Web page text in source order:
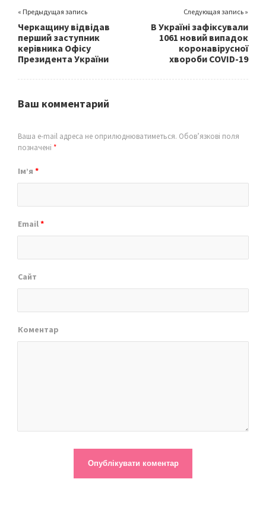
« Предыдущая запись
Черкащину відвідав
перший заступник
керівника Офісу
Президента України
Следующая запись »
В Україні зафіксували
1061 новий випадок
коронавірусної
хвороби COVID-19
Ваш комментарий
Ваша e-mail адреса не оприлюднюватиметься. Обов’язкові поля
позначені *
Ім’я *
Email*
Сайт
Коментар